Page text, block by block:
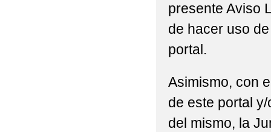
presente Aviso
de hacer uso
portal.
Asimismo, con
de este portal
del mismo, la